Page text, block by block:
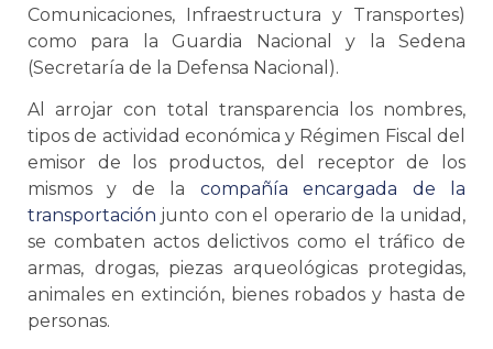
Comunicaciones, Infraestructura y Transportes)
como para la Guardia Nacional y la Sedena
(Secretaría de la Defensa Nacional).
Al arrojar con total transparencia los nombres,
tipos de actividad económica y Régimen Fiscal del
emisor de los productos, del receptor de los
mismos y de la compañía encargada de la
transportación junto con el operario de la unidad,
se combaten actos delictivos como el tráfico de
armas, drogas, piezas arqueológicas protegidas,
animales en extinción, bienes robados y hasta de
personas.